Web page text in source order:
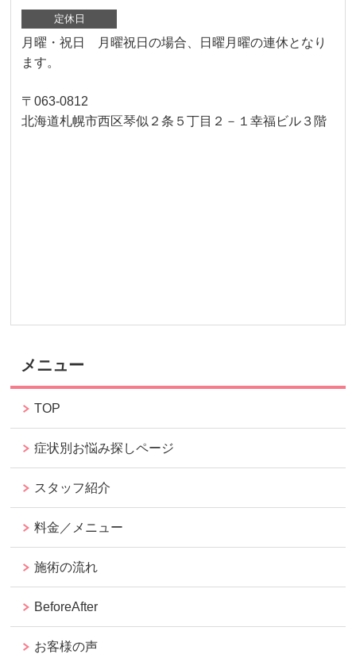
定休日
月曜・祝日 月曜祝日の場合、日曜月曜の連休となり
ます。
〒063-0812
北海道札幌市西区琴似２条５丁目２－１幸福ビル３階
メニュー
TOP
症状別お悩み探しページ
スタッフ紹介
料金／メニュー
施術の流れ
BeforeAfter
お客様の声